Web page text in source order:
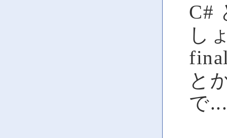
C#
し
と
で